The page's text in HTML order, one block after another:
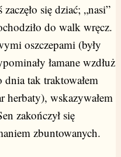
się dziać; „nasi”
do walk wręcz.
oszczepami (były
łamane wzdłuż
tak traktowałem
herbaty), wskazywałem
zakończył się
zbuntowanych.